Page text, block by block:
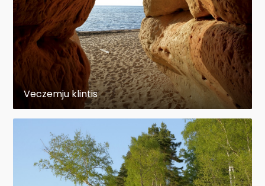
Veczemju klintis